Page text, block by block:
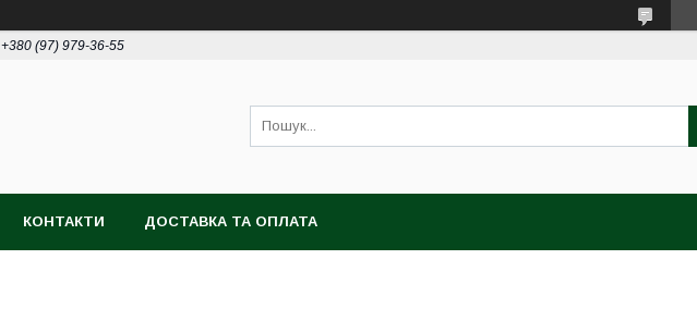
+380 (97) 979-36-55
КОНТАКТИ ДОСТАВКА ТА ОПЛАТА